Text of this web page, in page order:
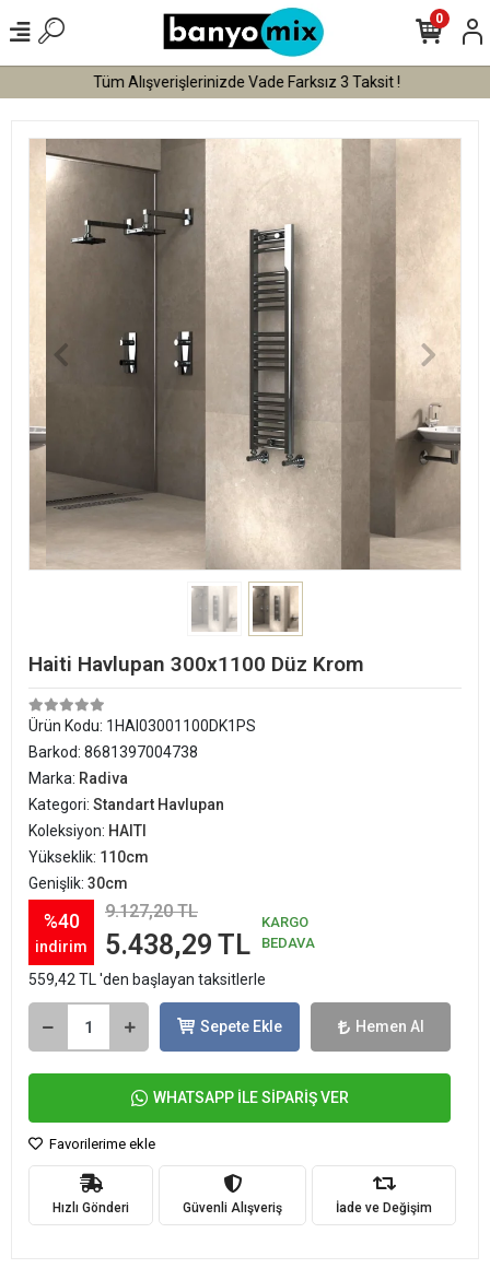
Tüm Alışverişlerinizde Vade Farksız 3 Taksit !
0
Haiti Havlupan 300x1100 Düz Krom
Ürün Kodu: 1HAI03001100DK1PS
Barkod: 8681397004738
Marka: Radiva
Kategori: Standart Havlupan
Koleksiyon: HAITI
Yükseklik: 110cm
Genişlik: 30cm
%40
indirim
9.127,20 TL
5.438,29 TL
KARGO
BEDAVA
559,42 TL 'den başlayan taksitlerle
Sepete Ekle Hemen Al
WHATSAPP İLE SİPARİŞ VER
Favorilerime ekle
Hızlı Gönderi Güvenli Alışveriş İade ve Değişim